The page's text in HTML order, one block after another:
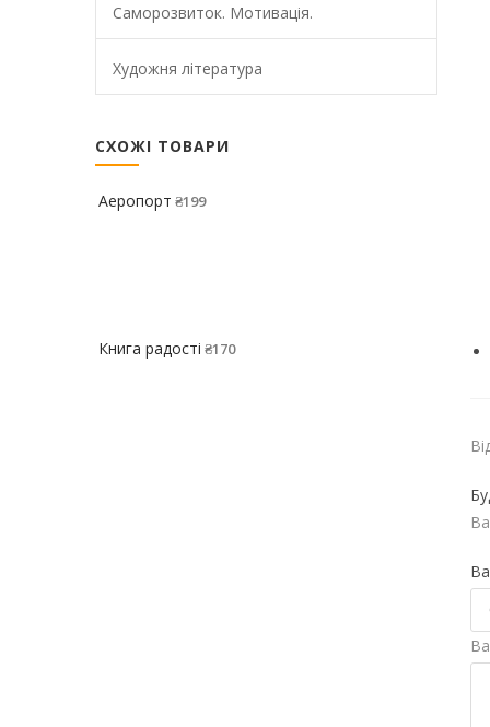
Саморозвиток. Мотивація.
Художня література
СХОЖІ ТОВАРИ
Аеропорт ₴199
Книга радості ₴170